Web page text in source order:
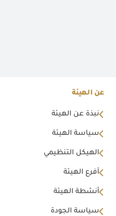
عن الهيئة
نبذة عن الهيئة
سياسة الهيئة
الهيكل التنظيمي
أفرع الهيئة
أنشطة الهيئة
سياسة الجودة